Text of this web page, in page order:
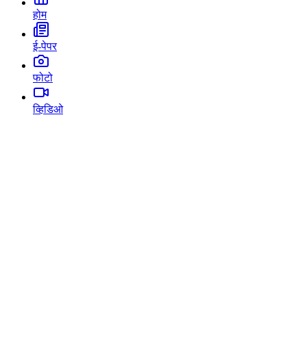
होम
ई-पेपर
फोटो
व्हिडिओ